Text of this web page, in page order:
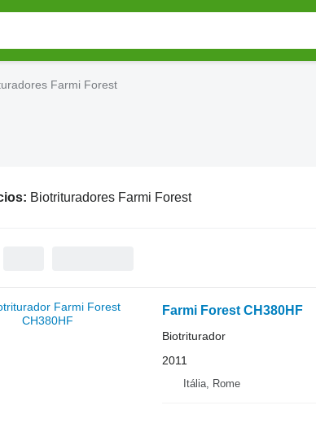
Farmi Forest
Biotrituradores Farmi Forest
Farmi Forest CH380HF
Biotriturador
2011
Itália, Rome